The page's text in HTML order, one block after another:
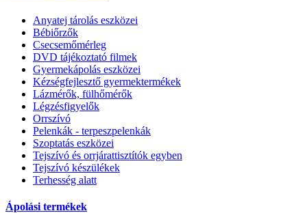
Anyatej tárolás eszközei
Bébiőrzők
Csecsemőmérleg
DVD tájékoztató filmek
Gyermekápolás eszközei
Kézségfejlesztő gyermektermékek
Lázmérők, fülhőmérők
Légzésfigyelők
Orrszívó
Pelenkák - terpeszpelenkák
Szoptatás eszközei
Tejszívó és orrjárattisztítók egyben
Tejszívó készülékek
Terhesség alatt
Ápolási termékek